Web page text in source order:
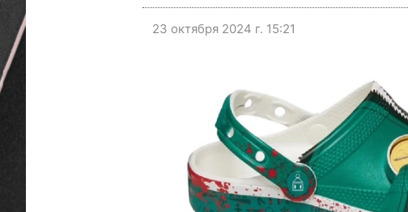
23 октября 2024 г. 15:21